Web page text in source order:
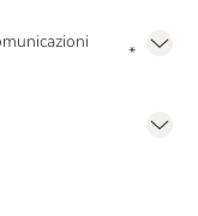
*
di consenso prestato ai